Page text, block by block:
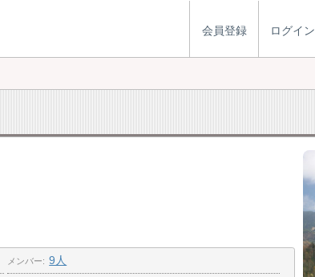
会員登録 ログイン
メンバー 9人